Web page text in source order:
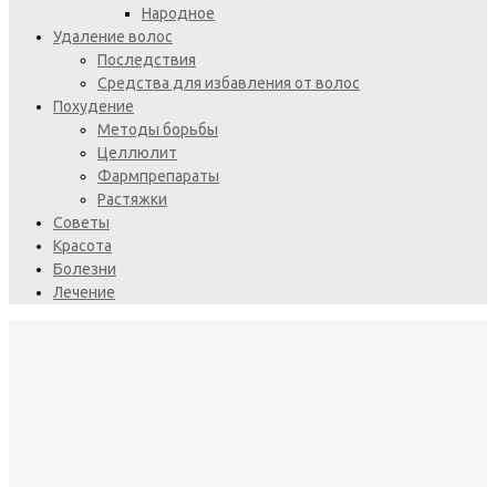
Народное
Удаление волос
Последствия
Средства для избавления от волос
Похудение
Методы борьбы
Целлюлит
Фармпрепараты
Растяжки
Советы
Красота
Болезни
Лечение